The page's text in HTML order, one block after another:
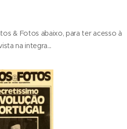
& Fotos abaixo, para ter acesso à
na integra...